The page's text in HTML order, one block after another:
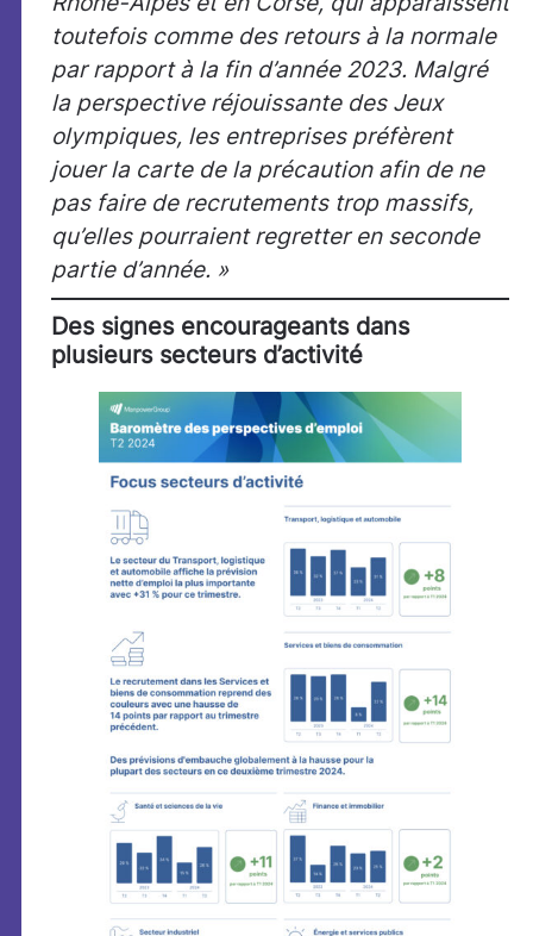
toutefois comme des retours à la normale
par rapport à la fin d’année 2023. Malgré
la perspective réjouissante des Jeux
olympiques, les entreprises préfèrent
jouer la carte de la précaution afin de ne
pas faire de recrutements trop massifs,
qu’elles pourraient regretter en seconde
partie d’année. »
Des signes encourageants dans
plusieurs secteurs d’activité